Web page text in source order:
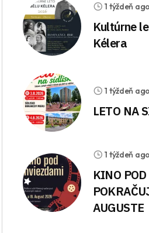
1 týždeň ago
Kultúrne
Kélera
1 týždeň ago
LETO NA
1 týždeň ago
KINO
AUGUSTE